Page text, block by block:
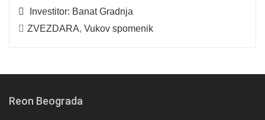
Investitor: Banat Gradnja
ZVEZDARA, Vukov spomenik
Reon Beograda